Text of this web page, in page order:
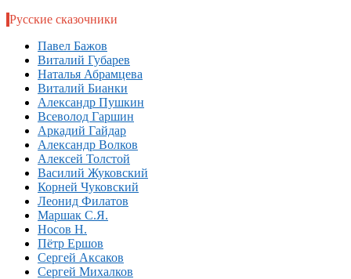
Русские сказочники
Павел Бажов
Виталий Губарев
Наталья Абрамцева
Виталий Бианки
Александр Пушкин
Всеволод Гаршин
Аркадий Гайдар
Александр Волков
Алексей Толстой
Василий Жуковский
Корней Чуковский
Леонид Филатов
Маршак С.Я.
Носов Н.
Пётр Ершов
Сергей Аксаков
Сергей Михалков